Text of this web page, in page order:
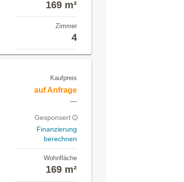
169 m²
Zimmer
4
Kaufpreis
auf Anfrage
—
Gesponsert
Finanzierung
berechnen
Wohnfläche
169 m²